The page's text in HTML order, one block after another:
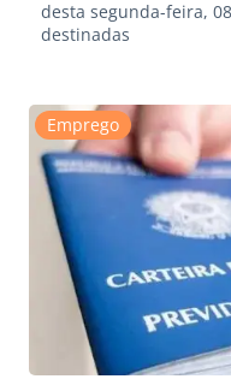
desta segunda-feira,
destinadas
Emprego